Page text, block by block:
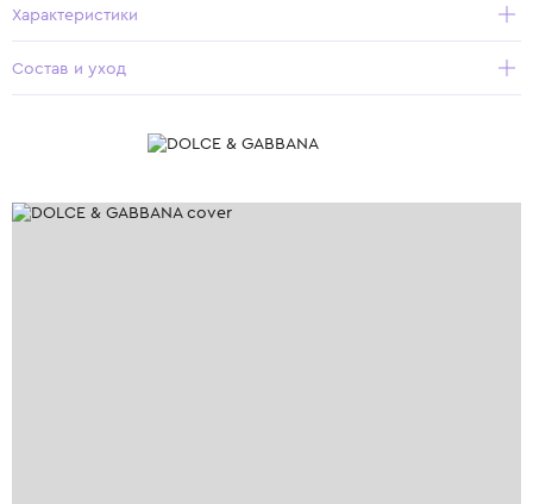
Характеристики
Состав и уход